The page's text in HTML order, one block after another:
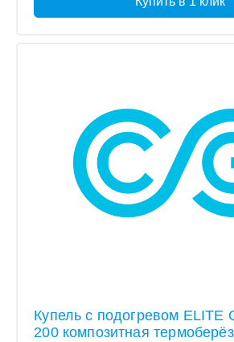
Купель с подогревом ELITE
200 композитная